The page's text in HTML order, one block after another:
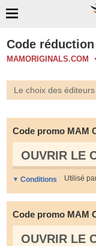
Code
MAMORIGINALS.COM
Le choix des éditeurs
Code promo MAM
OUVRIR LE
Conditions Utilisé
Code promo MAM
OUVRIR LE